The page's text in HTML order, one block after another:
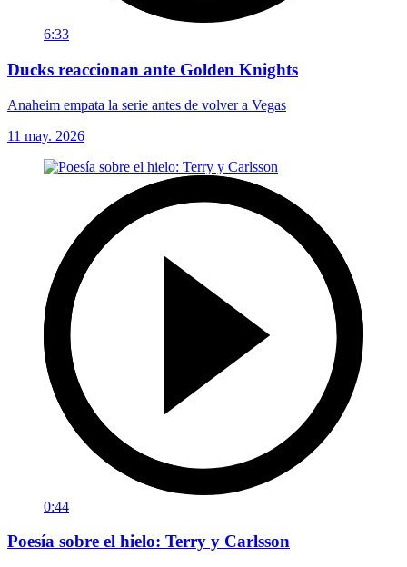
6:33
Ducks reaccionan ante Golden Knights
Anaheim empata la serie antes de volver a Vegas
11 may. 2026
0:44
Poesía sobre el hielo: Terry y Carlsson